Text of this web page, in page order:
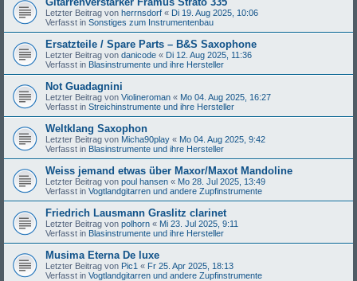
Letzter Beitrag von herrnsdorf « Di 19. Aug 2025, 10:06
Verfasst in Sonstiges zum Instrumentenbau
Ersatzteile / Spare Parts – B&S Saxophone
Letzter Beitrag von danicode « Di 12. Aug 2025, 11:36
Verfasst in Blasinstrumente und ihre Hersteller
Not Guadagnini
Letzter Beitrag von Violineroman « Mo 04. Aug 2025, 16:27
Verfasst in Streichinstrumente und ihre Hersteller
Weltklang Saxophon
Letzter Beitrag von Micha90play « Mo 04. Aug 2025, 9:42
Verfasst in Blasinstrumente und ihre Hersteller
Weiss jemand etwas über Maxor/Maxot Mandoline
Letzter Beitrag von poul hansen « Mo 28. Jul 2025, 13:49
Verfasst in Vogtlandgitarren und andere Zupfinstrumente
Friedrich Lausmann Graslitz clarinet
Letzter Beitrag von polhorn « Mi 23. Jul 2025, 9:11
Verfasst in Blasinstrumente und ihre Hersteller
Musima Eterna De luxe
Letzter Beitrag von Pic1 « Fr 25. Apr 2025, 18:13
Verfasst in Vogtlandgitarren und andere Zupfinstrumente